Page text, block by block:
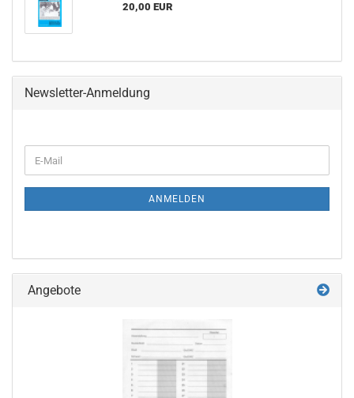
20,00 EUR
Newsletter-Anmeldung
ZUR
E-
Mail
ANMELDEN
Angebote